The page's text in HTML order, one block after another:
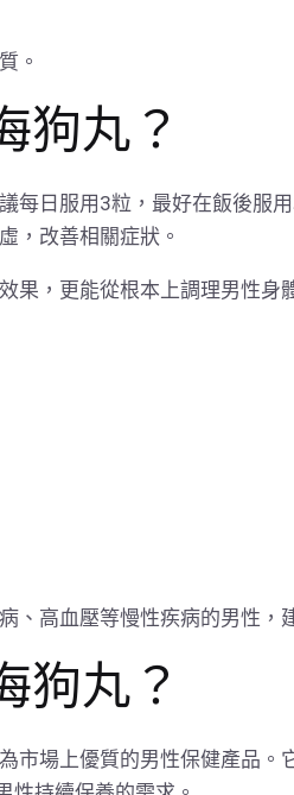
。
狗丸？
每日服用3粒，最好在飯後服
，改善相關症狀。
果，更能從根本上調理男性身
高血壓等慢性疾病的男性，
狗丸？
市場上優質的男性保健產品。